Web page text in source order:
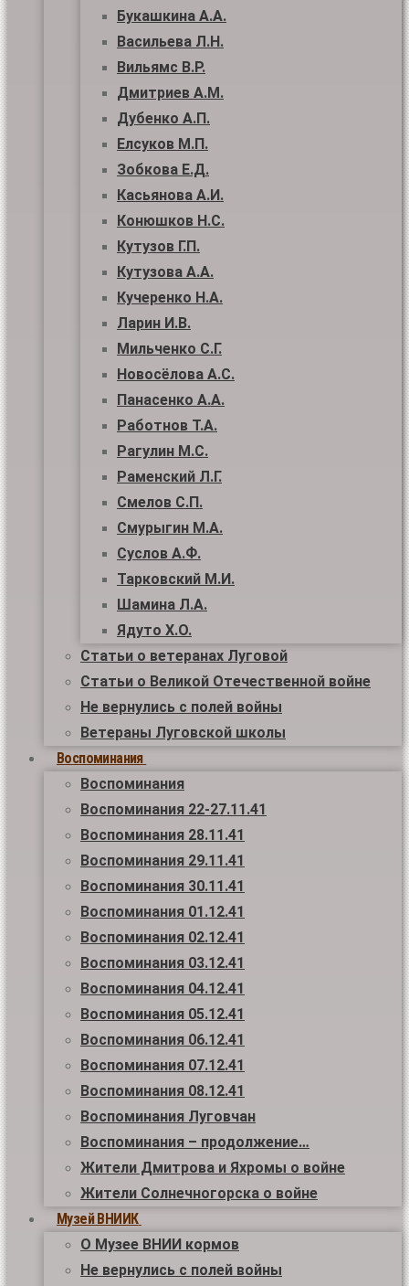
Букашкина А.А.
Васильева Л.Н.
Вильямс В.Р.
Дмитриев А.М.
Дубенко А.П.
Елсуков М.П.
Зобкова Е.Д.
Касьянова А.И.
Конюшков Н.С.
Кутузов Г.П.
Кутузова А.А.
Кучеренко Н.А.
Ларин И.В.
Мильченко С.Г.
Новосёлова А.С.
Панасенко А.А.
Работнов Т.А.
Рагулин М.С.
Раменский Л.Г.
Смелов С.П.
Смурыгин М.А.
Суслов А.Ф.
Тарковский М.И.
Шамина Л.А.
Ядуто Х.О.
Статьи о ветеранах Луговой
Статьи о Великой Отечественной войне
Не вернулись с полей войны
Ветераны Луговской школы
Воспоминания
Воспоминания
Воспоминания 22-27.11.41
Воспоминания 28.11.41
Воспоминания 29.11.41
Воспоминания 30.11.41
Воспоминания 01.12.41
Воспоминания 02.12.41
Воспоминания 03.12.41
Воспоминания 04.12.41
Воспоминания 05.12.41
Воспоминания 06.12.41
Воспоминания 07.12.41
Воспоминания 08.12.41
Воспоминания Луговчан
Воспоминания – продолжение…
Жители Дмитрова и Яхромы о войне
Жители Солнечногорска о войне
Музей ВНИИК
О Музее ВНИИ кормов
Не вернулись с полей войны